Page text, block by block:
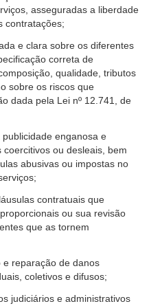
asseguradas a liberdade
contratações;
e clara sobre os diferentes
correta de
qualidade, tributos
sobre os riscos que
pela Lei nº 12.741, de
enganosa e
ou desleais, bem
abusivas ou impostas no
contratuais que
ou sua revisão
que as tornem
reparação de danos
coletivos e difusos;
judiciários e administrativos